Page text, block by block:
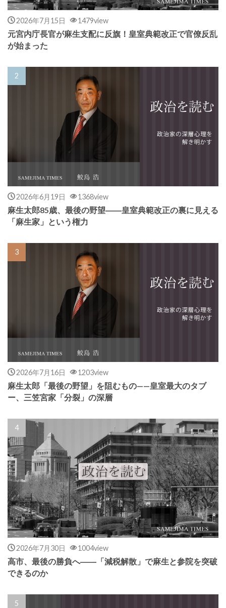
2026年7月15日 1479view
元宮内庁長官が麻生支配に反旗！皇室典範改正で官僚反乱
が始まった
2026年6月19日 1368view
麻生太郎85歳、最後の野望――皇室典範改正の裏に見える
「麻生家」という権力
2026年7月16日 1203view
麻生太郎「最後の野望」を阻むもの——皇室最大のタブ
ー、三笠宮家「分裂」の深層
2026年7月30日 1004view
高市、最後の勝負へ――「減税解散」で麻生と参院を突破
できるのか